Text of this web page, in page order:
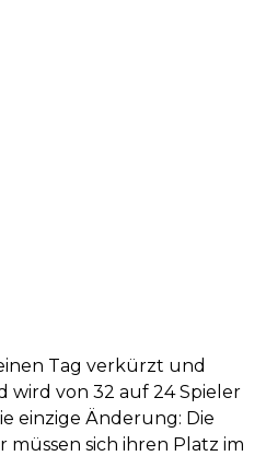
Tag verkürzt und
wird von 32 auf 24 Spieler
einzige Änderung: Die
müssen sich ihren Platz im